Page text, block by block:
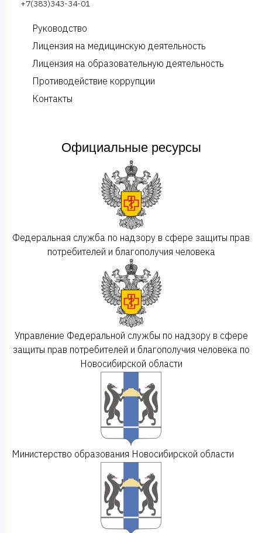
+7(383)343-34-01
Руководство
Лицензия на медицинскую деятельность
Лицензия на образовательную деятельность
Противодействие коррупции
Контакты
Официальные ресурсы
Федеральная служба по надзору в сфере защиты прав
потребителей и благополучия человека
Управление Федеральной службы по надзору в сфере
защиты прав потребителей и благополучия человека по
Новосибирской области
Министерство образования Новосибирской области